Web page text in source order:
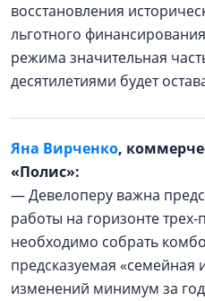
восстановления
льготного
режима значительная
десятилетиями будет
Яна Вирченко,
«Полис»:
— Девелоперу важна
работы на горизонте трех-
необходимо собрать
предсказуемая «семейная
изменений минимум за